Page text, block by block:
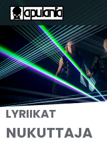
LYRIIKAT
NUKUTTAJA